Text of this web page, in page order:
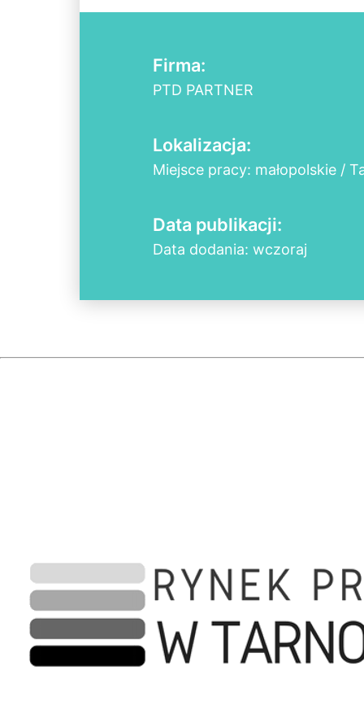
Firma:
PTD PARTNER
Lokalizacja:
Miejsce pracy: małopolskie /
Data publikacji:
Data dodania: wczoraj